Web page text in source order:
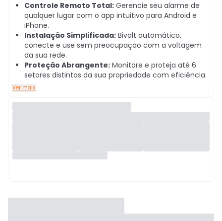
Controle Remoto Total: Gerencie seu alarme de
qualquer lugar com o app intuitivo para Android e
iPhone.
Instalação Simplificada: Bivolt automático,
conecte e use sem preocupação com a voltagem
da sua rede.
Proteção Abrangente: Monitore e proteja até 6
setores distintos da sua propriedade com eficiência.
Ver mais